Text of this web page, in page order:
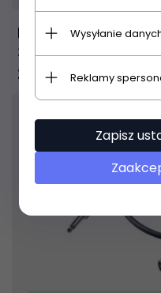
Proel Stage
3P XLR M 1 m
23, 00 PLN
Wysyłanie
Reklamy
Zapisz